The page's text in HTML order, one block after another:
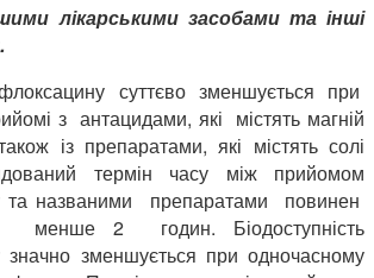
лікарськими засобами та інші
суттєво зменшується при
з антацидами, які містять магній
із препаратами, які містять солі
термін часу між прийомом
та названими препаратами повинен
2 годин. Біодоступність
значно зменшується при одночасному